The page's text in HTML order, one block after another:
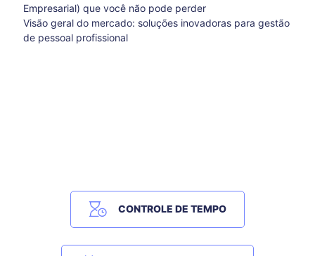
Empresarial) que você não pode perder
Visão geral do mercado: soluções inovadoras para gestão
de pessoal profissional
CONTROLE DE TEMPO